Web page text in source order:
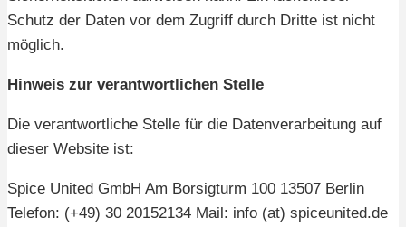
Schutz der Daten vor dem Zugriff durch Dritte ist nicht
möglich.
Hinweis zur verantwortlichen Stelle
Die verantwortliche Stelle für die Datenverarbeitung auf
dieser Website ist:
Spice United GmbH Am Borsigturm 100 13507 Berlin
Telefon: (+49) 30 20152134 Mail: info (at) spiceunited.de